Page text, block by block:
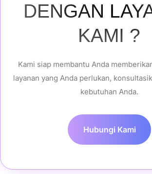
DENGAN
KAMI ?
Kami siap membantu Anda
layanan yang Anda perlukan,
kebutuhan Anda.
Hubungi Kami